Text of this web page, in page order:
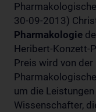
30-09-2013)
Pharmakologie
Heribert-Konzett-
Preis wird von
um die
Wissenschafter,